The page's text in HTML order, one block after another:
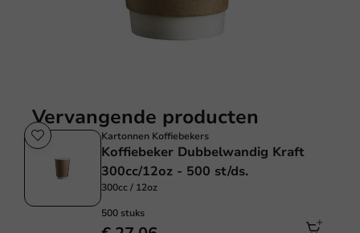
Vervangende producten
Kartonnen Koffiebekers
Koffiebeker Dubbelwandig Kraft
300cc/12oz - 500 st/ds.
300cc / 12oz
500 stuks